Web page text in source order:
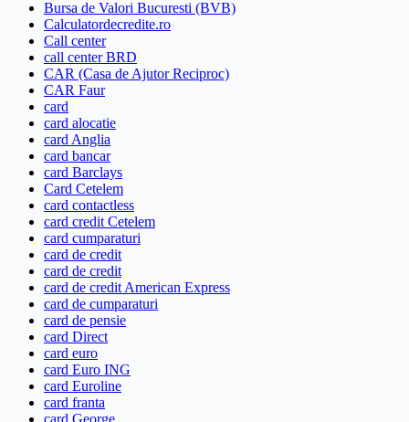
Bursa de Valori Bucuresti (BVB)
Calculatordecredite.ro
Call center
call center BRD
CAR (Casa de Ajutor Reciproc)
CAR Faur
card
card alocatie
card Anglia
card bancar
card Barclays
Card Cetelem
card contactless
card credit Cetelem
card cumparaturi
card de credit
card de credit
card de credit American Express
card de cumparaturi
card de pensie
card Direct
card euro
card Euro ING
card Euroline
card franta
card George